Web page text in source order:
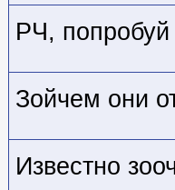
РЧ,
Зойчем они
Известно